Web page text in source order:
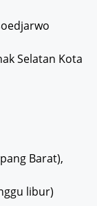
Selatan Kota
Barat),
libur)